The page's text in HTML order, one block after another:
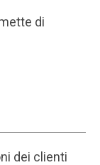
di
dei clienti